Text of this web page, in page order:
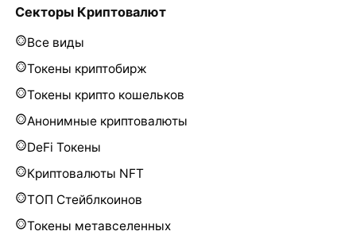
Секторы Криптовалют
Все виды
Токены криптобирж
Токены крипто кошельков
Анонимные криптовалюты
DeFi Токены
Криптовалюты NFT
ТОП Стейблкоинов
Токены метавселенных